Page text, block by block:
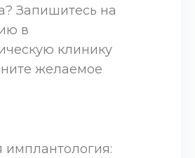
Запишитесь на
в
клинику
желаемое
имплантология: